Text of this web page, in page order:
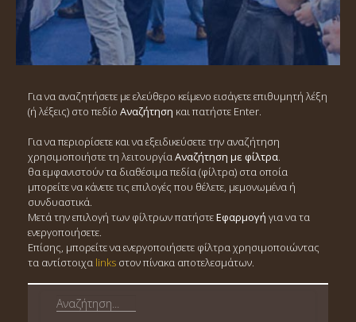
Για να αναζητήσετε με ελεύθερο κείμενο εισάγετε επιθυμητή λέξη
(ή λέξεις) στο πεδίο Αναζήτηση και πατήστε Enter.
Για να περιορίσετε και να εξειδικεύσετε την αναζήτηση
χρησιμοποιήστε τη λειτουργίαΑναζήτηση με φίλτρα.
θα εμφανιστούν τα διαθέσιμα πεδία (φίλτρα) στα οποία
μπορείτε να κάνετε τις επιλογές που θέλετε, μεμονωμένα ή
συνδυαστικά.
Μετά την επιλογή των φίλτρων πατήστεΕφαρμογή για να τα
ενεργοποιήσετε.
Επίσης, μπορείτε να ενεργοποιήσετε φίλτρα χρησιμοποιώντας
τα αντίστοιχα links στον πίνακα αποτελεσμάτων.